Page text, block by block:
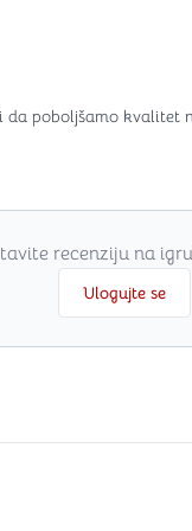
poboljšamo kvalitet
recenziju na
Ulogujte se